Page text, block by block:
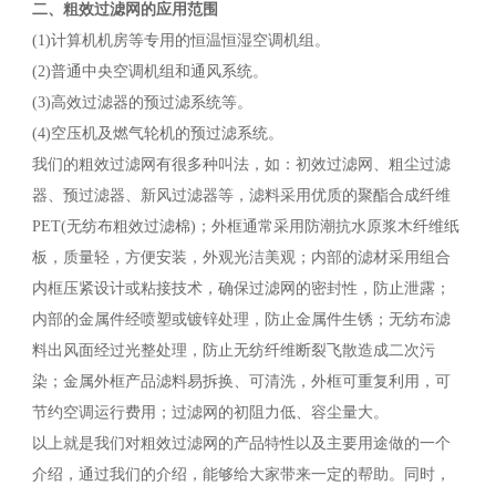
二、 粗效过滤网的应用范围
(1)计算机机房等专用的恒温恒湿空调机组。
(2)普通中央空调机组和通风系统。
(3)高效过滤器的预过滤系统等。
(4)空压机及燃气轮机的预过滤系统。
我们的粗效过滤网有很多种叫法，如：初效过滤网、粗尘过滤
器、预过滤器、新风过滤器等，滤料采用优质的聚酯合成纤维
PET(无纺布粗效过滤棉)；外框通常采用防潮抗水原浆木纤维纸
板，质量轻，方便安装，外观光洁美观；内部的滤材采用组合
内框压紧设计或粘接技术，确保过滤网的密封性，防止泄露；
内部的金属件经喷塑或镀锌处理，防止金属件生锈；无纺布滤
料出风面经过光整处理，防止无纺纤维断裂飞散造成二次污
染；金属外框产品滤料易拆换、可清洗，外框可重复利用，可
节约空调运行费用；过滤网的初阻力低、容尘量大。
以上就是我们对粗效过滤网的产品特性以及主要用途做的一个
介绍，通过我们的介绍，能够给大家带来一定的帮助。同时，